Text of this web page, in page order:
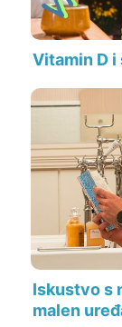
Vitamin D i
Iskustvo s
malen